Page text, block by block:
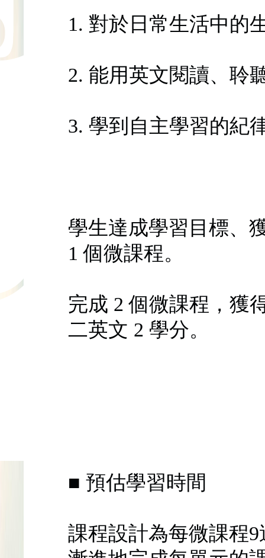
1. 對於日常生活中的
2. 能用英文閱讀、聆
3. 學到自主學習的紀
學生達成學習目標、
1 個微課程。
完成 2 個微課程，獲
二英文 2 學分。
■ 預估學習時間
課程設計為每微課程